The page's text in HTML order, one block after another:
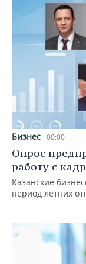
Бизнес 00:00
Опрос
работу с
Казанские
период летних